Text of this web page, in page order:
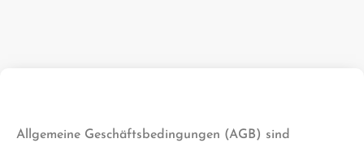
Allgemeine Geschäftsbedingungen (AGB) sind